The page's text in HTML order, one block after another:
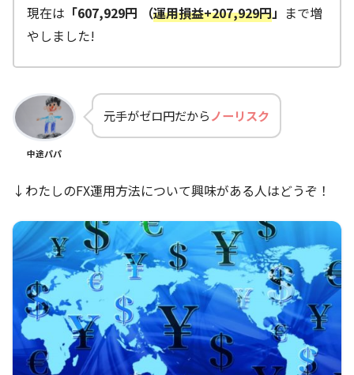
現在は 「607,929円 （運用損益+207,929円」 まで増
やしました!
中途パパ
元手がゼロ円だからノーリスク
↓わたしのFX運用方法について興味がある人はどうぞ！